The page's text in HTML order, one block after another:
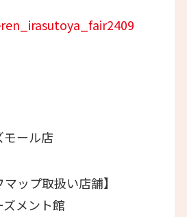
モール店
ップ取扱い店舗】
ズメント館